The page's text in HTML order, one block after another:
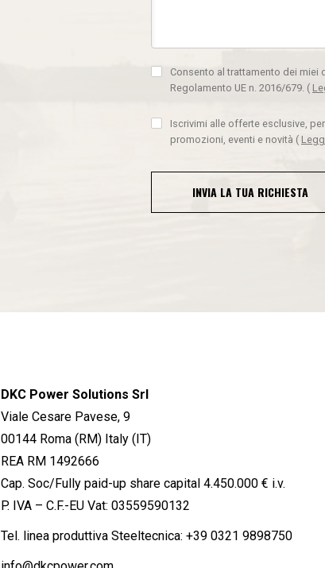
Consento al trattamento dei miei
Regolamento UE n. 2016/679. (
Iscrivimi alle offerte esclusive,
promozioni, eventi e novità (
INVIA LA TUA RICHIESTA
DKC Power Solutions Srl
Viale Cesare Pavese, 9
00144 Roma (RM) Italy (IT)
REA RM 1492666
Cap. Soc/Fully paid-up share capital 4.450.000 € i.v.
P. IVA – C.F.-EU Vat: 03559590132
Tel. linea produttiva Steeltecnica: +39 0321 9898750